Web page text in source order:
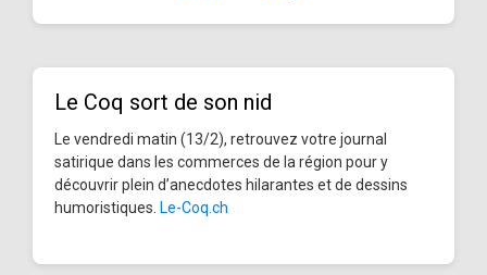
Le Coq sort de son nid
Le vendredi matin (13/2), retrouvez votre journal
satirique dans les commerces de la région pour y
découvrir plein d’anecdotes hilarantes et de dessins
humoristiques. Le-Coq.ch